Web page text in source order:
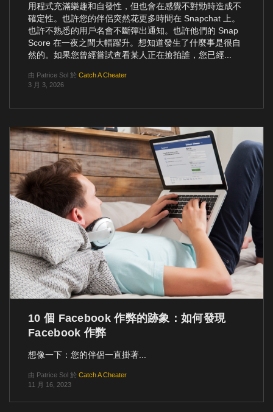
10 個 Facebook 作弊的跡象：如何發現
Facebook 作弊
想像一下：您的伴侶一直掛著...
由 Patrice Sol 於 Catch A Cheater
11 月 16, 2023
用程式充滿樂趣和自發性，但也會在感覺不對勁時造成不
確定性。也許您的伴侶突然花更多時間在 Snapchat 上。
也許不熟悉的用戶名會不斷彈出通知。也許他們的 Snap
Score 在一夜之間大幅躍升。想知道發生了什麼事是很自
然的。如果您曾經嘗試查看某人正在搶拍誰，您已經...
由 Patrice Sol 於 Catch A Cheater
3 月 3, 2026